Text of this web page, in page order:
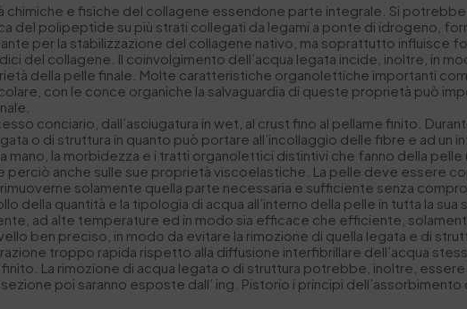
chimiche e fisiche del collagene essendone parte integrale. Si
del polipeptide su più strati collegati da legami a ponte di idrogeno,
per la stabilizzazione del collagene nativo, ma soprattutto influisce
del collagene. Il coinvolgimento dell’acqua legata incide, inoltre, in
della pelle finale. Molte caratteristiche organolettiche importanti
con le conce organiche la salvaguardia di queste proprietà può
conciario, dall’asciugatura in wet, al crust fino al pellame finito.
o di struttura in quanto può portare all’incollaggio delle fibre e ad un
la morbidezza e i tratti organolettici distintivi che fanno della pelle
perciò anche sulle sue proprietà viscoelastiche. La pelle deve essere
solamente quella parte necessaria e sufficiente senza
della quantità e la tipologia di acqua all’interno della pelle in tutta la sua
ad alte temperature ed in modo sia efficace che efficiente,
ben preciso, in modo da evitare la rimozione di quella legata e di
troppo rapida rispetto alla diffusione interfibrillare dell’acqua
La rimozione di acqua legata o di struttura potrebbe, inoltre,
poi saranno esposte dall’ ing. Pistorio i principi dell’assorbimento